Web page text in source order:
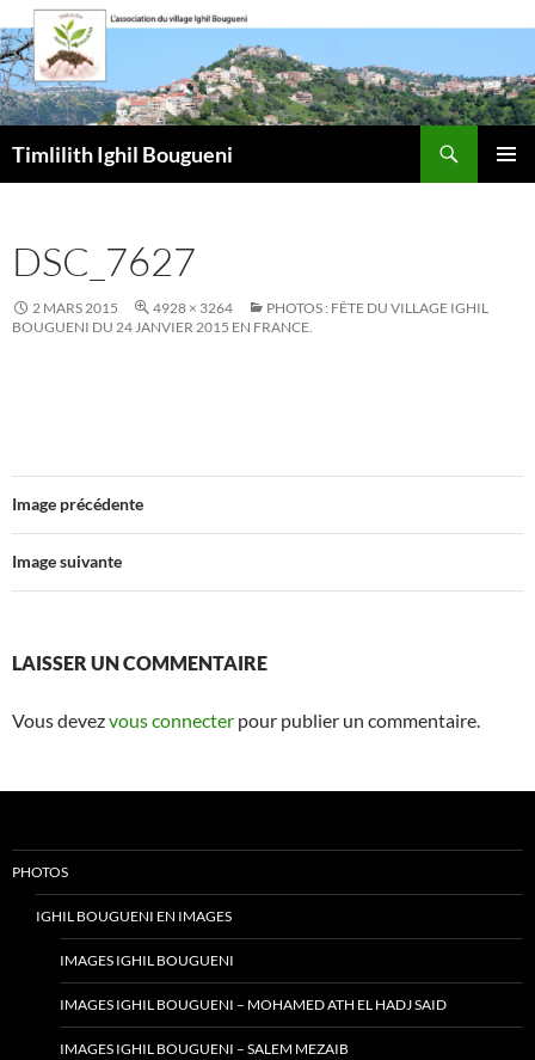
Aller
au
contenu
Timlilith Ighil Bougueni
DSC_7627
2 MARS 2015 4928 × 3264
PHOTOS : FÊTE DU VILLAGE IGHIL
BOUGUENI DU 24 JANVIER 2015 EN FRANCE.
Image précédente
Image suivante
LAISSER UN COMMENTAIRE
Vous devezvous connecter pour publier un commentaire.
PHOTOS
IGHIL BOUGUENI EN IMAGES
IMAGES IGHIL BOUGUENI
IMAGES IGHIL BOUGUENI – MOHAMED ATH EL HADJ SAID
IMAGES IGHIL BOUGUENI – SALEM MEZAIB